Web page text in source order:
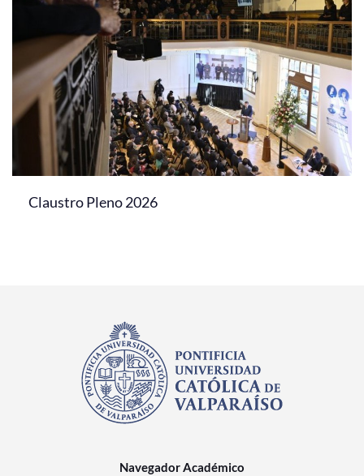
Claustro Pleno 2026
Navegador Académico